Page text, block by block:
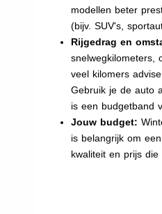
modellen beter
(bijv. SUV's,
Rijgedrag en
snelwegkilometers,
veel kilomers
Gebruik je de auto
is een budgetband
Jouw budget:
is belangrijk om
kwaliteit en prijs die